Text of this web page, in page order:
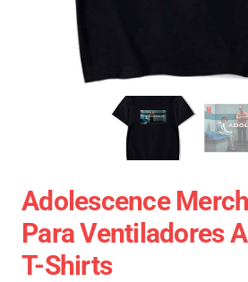
Adolescence
Para Ventiladores
T-Shirts